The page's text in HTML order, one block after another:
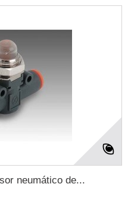
neumático de...